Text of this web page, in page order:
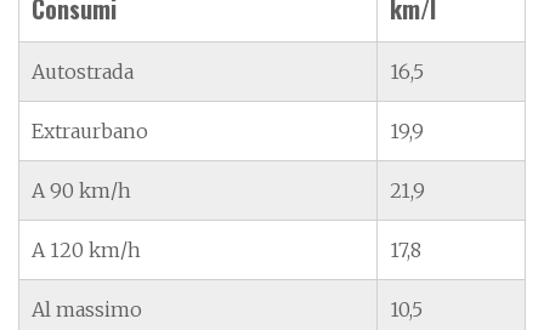
Consumi km/l
Autostrada 16,5
Extraurbano 19,9
A 90 km/h 21,9
A 120 km/h 17,8
Al massimo 10,5